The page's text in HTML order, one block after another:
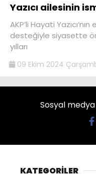
Yazıcı ailesinin
AKP’li Hayati
desteğiyle siyasette
yılları
09 Ekim 2024
Sosyal medya
KATEGORİLER